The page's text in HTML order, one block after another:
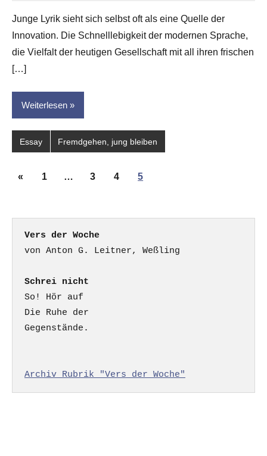
Leitner
Junge Lyrik sieht sich selbst oft als eine Quelle der
Innovation. Die Schnelllebigkeit der modernen Sprache,
die Vielfalt der heutigen Gesellschaft mit all ihren frischen
[…]
Weiterlesen
Essay Fremdgehen, jung bleiben
Seitennummerierung
«Vorherige
1 … 3 4 5
Vers der Woche
Schrei nicht
So! Hör auf
Die Ruhe der
Gegenstände.
Archiv Rubrik "Vers der Woche"